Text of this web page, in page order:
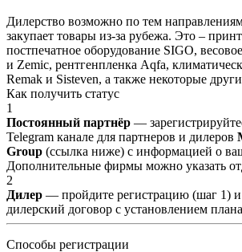
Дилерство возможно по тем
закупает товары из-за рубежа. Это –
постпечатное оборудование SIGO,
и Zemic, рентгенпленка Aqfa,
Remak и Sisteven, а также некоторые
Как получить статус
1
Постоянный партнёр —
Telegram канале для партнеров и дилеров
Group (ссылка ниже) с информацией о
Дополнительные фирмы можно указать
2
Дилер — пройдите регистрацию (шаг 1) и
дилерский договор с установлением
Способы регистрации